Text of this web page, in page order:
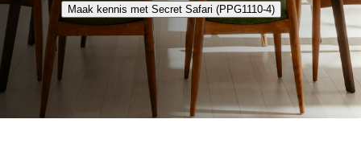
Maak kennis met Secret Safari (PPG1110-4)